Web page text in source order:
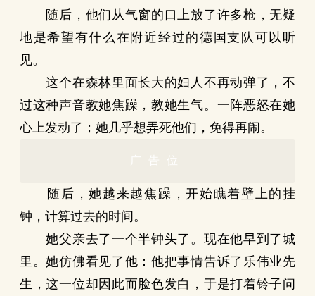
随后，他们从气窗的口上放了许多枪，无疑
地是希望有什么在附近经过的德国支队可以听
见。
这个在森林里面长大的妇人不再动弹了，不
过这种声音教她焦躁，教她生气。一阵恶怒在她
心上发动了；她几乎想弄死他们，免得再闹。
广告位
随后，她越来越焦躁，开始瞧着壁上的挂
钟，计算过去的时间。
她父亲去了一个半钟头了。现在他早到了城
里。她仿佛看见了他：他把事情告诉了乐伟业先
生，这一位却因此而脸色发白，于是打着铃子问